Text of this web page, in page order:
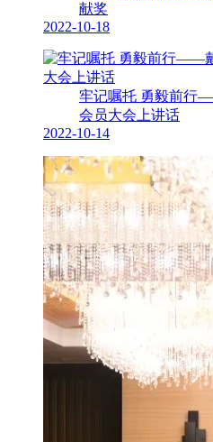
献奖
2022-10-18
牢记嘱托 勇毅前行
会员大会上讲话
2022-10-14